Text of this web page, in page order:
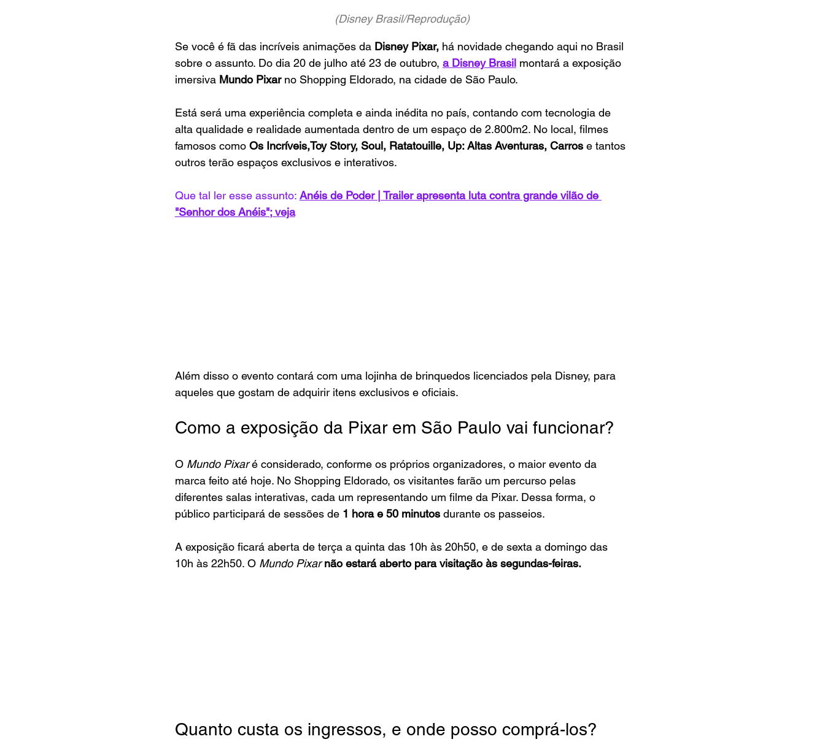
(Disney Brasil/Reprodução)
Se você é fã das incríveis animações da Disney Pixar, há novidade chegando aqui no Brasil
sobre o assunto. Do dia 20 de julho até 23 de outubro, a Disney Brasil montará a exposição
imersiva Mundo Pixar no Shopping Eldorado, na cidade de São Paulo.
Está será uma experiência completa e ainda inédita no país, contando com tecnologia de
alta qualidade e realidade aumentada dentro de um espaço de 2.800m2. No local, filmes
famosos como Os Incríveis,Toy Story, Soul, Ratatouille, Up: Altas Aventuras, Carros e tantos
outros terão espaços exclusivos e interativos.
Que tal ler esse assunto: Anéis de Poder | Trailer apresenta luta contra grande vilão de
"Senhor dos Anéis"; veja
Além disso o evento contará com uma lojinha de brinquedos licenciados pela Disney, para
aqueles que gostam de adquirir itens exclusivos e oficiais.
Como a exposição da Pixar em São Paulo vai funcionar?
O Mundo Pixar é considerado, conforme os próprios organizadores, o maior evento da
marca feito até hoje. No Shopping Eldorado, os visitantes farão um percurso pelas
diferentes salas interativas, cada um representando um filme da Pixar. Dessa forma, o
público participará de sessões de 1 hora e 50 minutos durante os passeios.
A exposição ficará aberta de terça a quinta das 10h às 20h50, e de sexta a domingo das
10h às 22h50. O Mundo Pixar não estará aberto para visitação às segundas-feiras.
Quanto custa os ingressos, e onde posso comprá-los?